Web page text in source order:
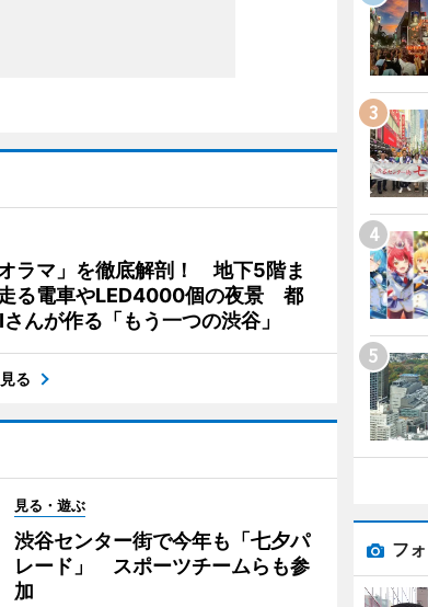
ラマ」を徹底解剖！ 地下5階ま
る電車やLED4000個の夜景 都
んが作る「もう一つの渋谷」
る
見る・遊ぶ
渋谷センター街で今年も「七夕パ
レード」 スポーツチームらも参
加
フ